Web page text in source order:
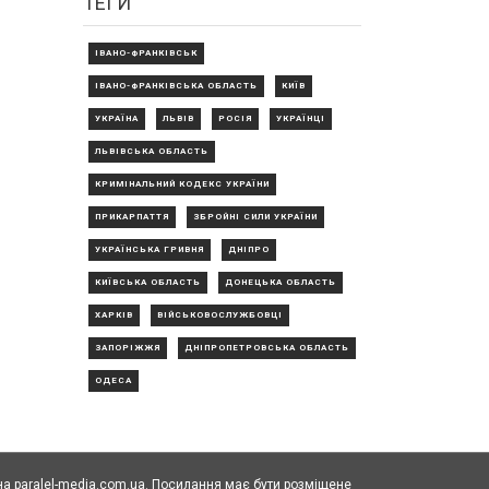
ІВАНО-ФРАНКІВСЬК
ІВАНО-ФРАНКІВСЬКА ОБЛАСТЬ КИЇВ
УКРАЇНА ЛЬВІВ РОСІЯ УКРАЇНЦІ
ЛЬВІВСЬКА ОБЛАСТЬ
КРИМІНАЛЬНИЙ КОДЕКС УКРАЇНИ
ПРИКАРПАТТЯ ЗБРОЙНІ СИЛИ УКРАЇНИ
УКРАЇНСЬКА ГРИВНЯ ДНІПРО
КИЇВСЬКА ОБЛАСТЬ ДОНЕЦЬКА ОБЛАСТЬ
ХАРКІВ ВІЙСЬКОВОСЛУЖБОВЦІ
ЗАПОРІЖЖЯ ДНІПРОПЕТРОВСЬКА ОБЛАСТЬ
ОДЕСА
paralel-media.com.ua. Посилання має бути розміщене